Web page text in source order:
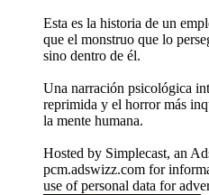
Esta es la historia de un
que el monstruo que lo
sino dentro de él.
Una narración psicológica
reprimida y el horror más
la mente humana.
Hosted by Simplecast, an
pcm.adswizz.com for
use of personal data for